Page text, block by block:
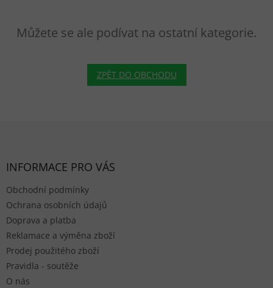
Můžete se ale podívat na ostatní kategorie.
ZPĚT DO OBCHODU
INFORMACE PRO VÁS
Obchodní podmínky
Ochrana osobních údajů
Doprava a platba
Reklamace a výměna zboží
Prodej použitého zboží
Pravidla - soutěže
O nás